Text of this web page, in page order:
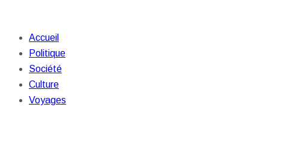
Accueil
Politique
Société
Culture
Voyages